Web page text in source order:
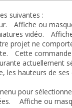
suivantes :
Affiche ou
vidéo.
projet ne
Cette
actuellement
les hauteurs de
pour
Affiche ou